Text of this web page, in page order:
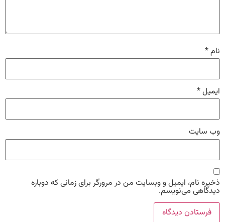
نام*
ایمیل*
وب‌ سایت
ذخیره نام، ایمیل و وبسایت من در مرورگر برای زمانی که دوباره
دیدگاهی می‌نویسم.